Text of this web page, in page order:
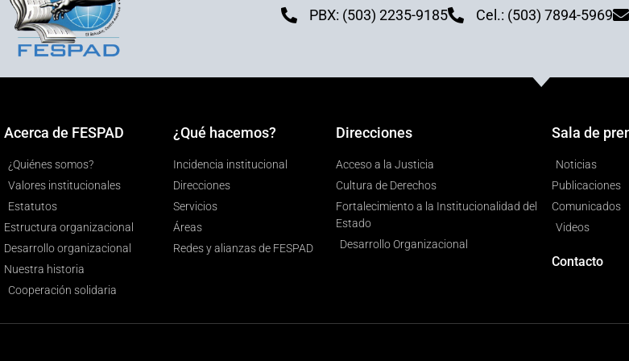
PBX: (503) 2235-9185 Cel.: (503) 7894-5969
Acerca de FESPAD
¿Quiénes somos?
Valores institucionales
Estatutos
Estructura organizacional
Desarrollo organizacional
Nuestra historia
Cooperación solidaria
¿Qué hacemos?
Incidencia institucional
Direcciones
Servicios
Áreas
Redes y alianzas de FESPAD
Direcciones
Acceso a la Justicia
Cultura de Derechos
Fortalecimiento a la Institucionalidad del
Estado
Desarrollo Organizacional
Sala de
Noticias
Publicaciones
Comunicados
Videos
Contacto